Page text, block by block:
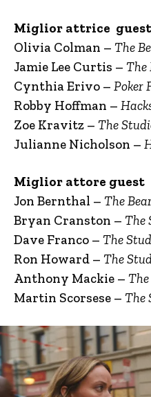
Miglior attrice guest
Olivia Colman – The
Jamie Lee Curtis – The
Cynthia Erivo – Poker
Robby Hoffman –
Zoe Kravitz – The
Julianne Nicholson –
Miglior attore guest
Jon Bernthal – The
Bryan Cranston – The
Dave Franco – The
Ron Howard – The
Anthony Mackie –
Martin Scorsese – The